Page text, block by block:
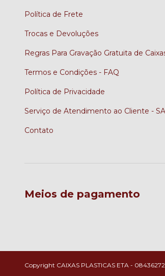
Política de Frete
Trocas e Devoluções
Regras Para Gravação Gratuita de
Termos e Condições - FAQ
Política de Privacidade
Serviço de Atendimento ao Cliente -
Contato
Meios de pagamento
Copyright CAIXAS PLASTICAS ETA -